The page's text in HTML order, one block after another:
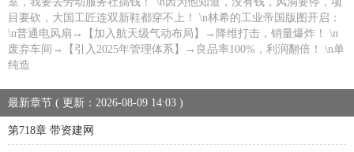
目要砍，大国工匠连双新鞋都穿不上！ \n林希的工业帝国版图开启：
\n普通电风扇→【加入航天级气动布局】→降维打击，销量爆炸！ \n
废弃车间→【引入2025年管理体系】→良品率100%，利润翻倍！ \n单
纯造
最新章节 ( 更新：2026-08-09 14:03 )
第718章 带资建网